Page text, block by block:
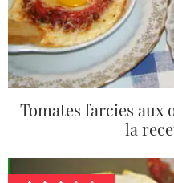
Tomates farcies
la